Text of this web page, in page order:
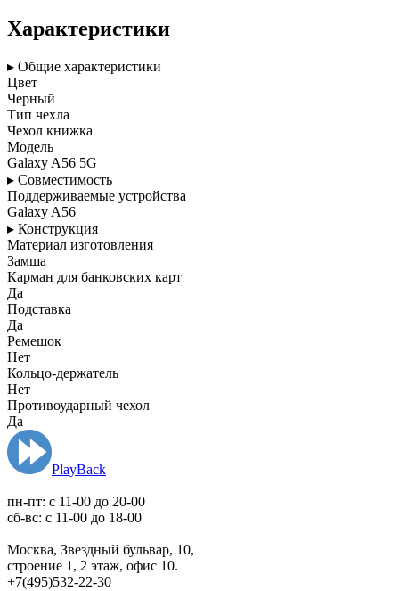
Характеристики
▸ Общие характеристики
Цвет
Черный
Тип чехла
Чехол книжка
Модель
Galaxy A56 5G
▸ Совместимость
Поддерживаемые устройства
Galaxy A56
▸ Конструкция
Материал изготовления
Замша
Карман для банковских карт
Да
Подставка
Да
Ремешок
Нет
Кольцо-держатель
Нет
Противоударный чехол
Да
PlayBack
пн-пт: c 11-00 до 20-00
сб-вс: с 11-00 до 18-00
Москва, Звездный бульвар, 10,
строение 1, 2 этаж, офис 10.
+7(495)532-22-30